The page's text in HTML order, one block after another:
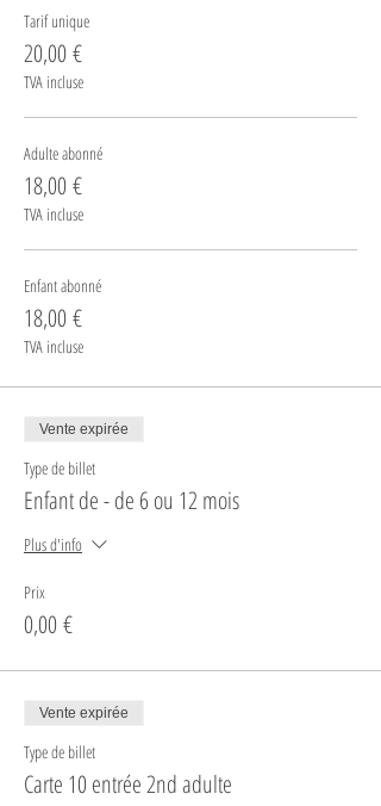
Tarif unique
20,00 €
TVA incluse
Adulte abonné
18,00 €
TVA incluse
Enfant abonné
18,00 €
TVA incluse
Vente expirée
Type de billet
Enfant de - de 6 ou 12 mois
Plus d'info
Prix
0,00 €
Vente expirée
Type de billet
Carte 10 entrée 2nd adulte